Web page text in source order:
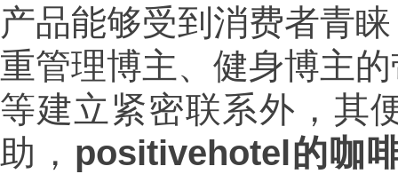
产品能够受到消费者青
重管理博主、健身博主
等建立紧密联系外，其
助， positivehotel的咖